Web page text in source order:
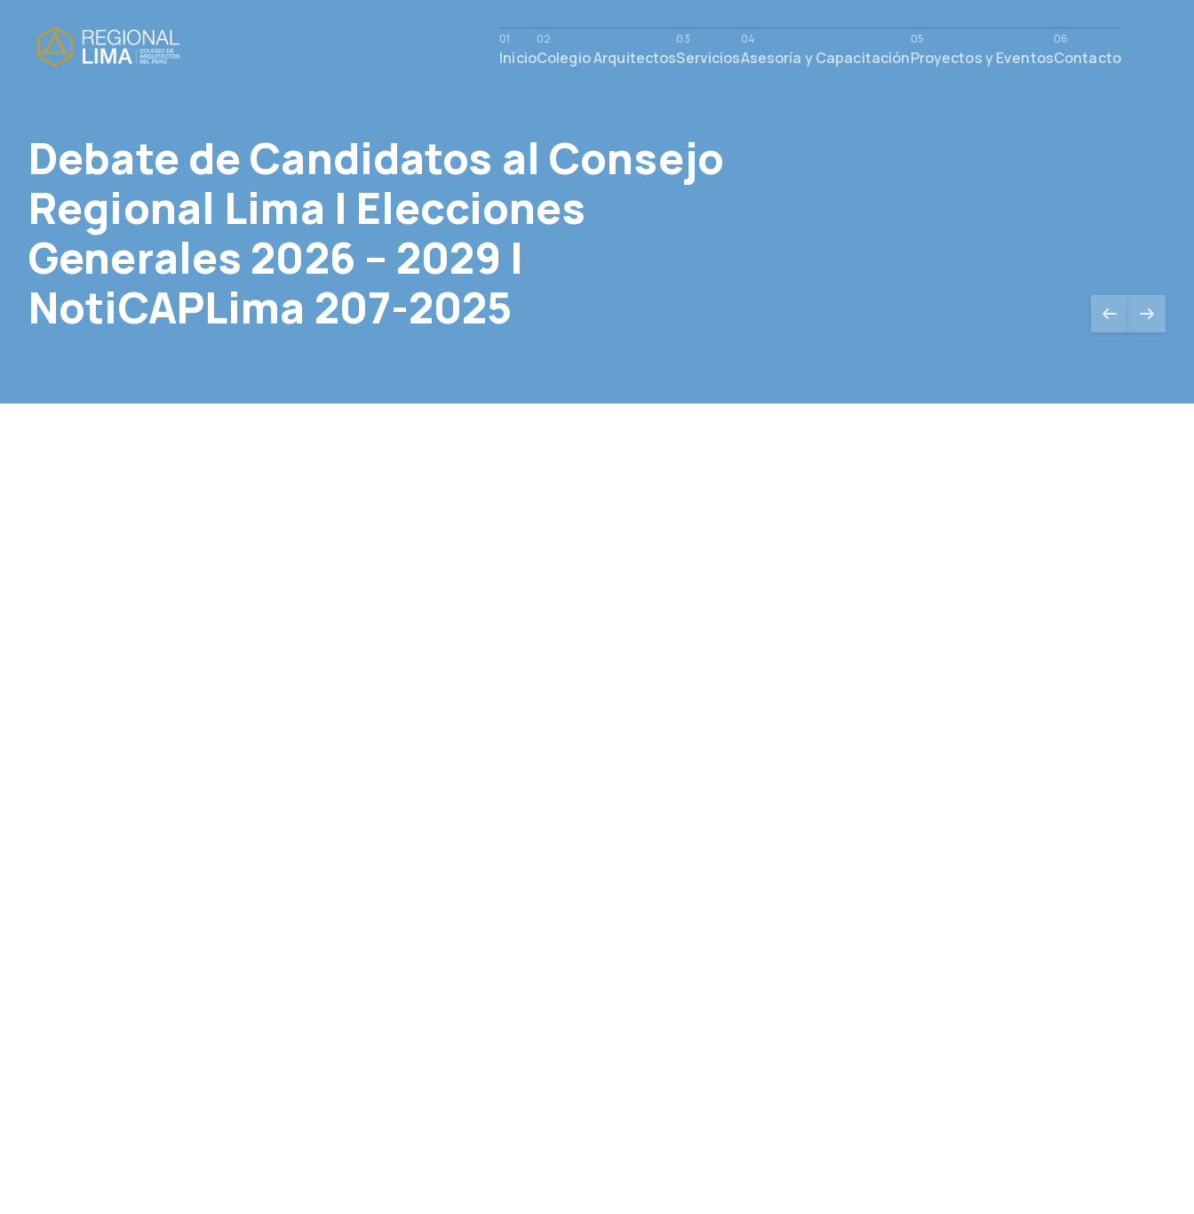
InicioColegio ArquitectosServiciosAsesoría y CapacitaciónProyectos y EventosContacto
Debate de Candidatos al Consejo
Regional Lima | Elecciones
Generales 2026 – 2029 |
NotiCAPLima 207-2025